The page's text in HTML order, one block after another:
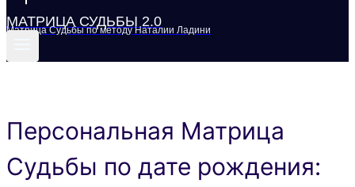
МАТРИЦА СУДЬБЫ 2.0
Матрица Судьбы по методу Наталии Ладини
Персональная Матрица
Судьбы по дате рождения: